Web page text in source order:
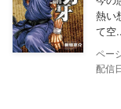
熱い
て空
配信